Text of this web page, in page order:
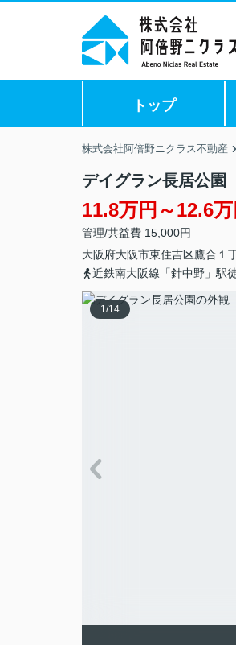
トップ
株式会社阿倍野ニクラス不動産
デイグラン長居公園
11.8万円～12.6万
管理/共益費 15,000円
大阪府大阪市東住吉区鷹合 １
近鉄南大阪線「針中野」駅
1/14